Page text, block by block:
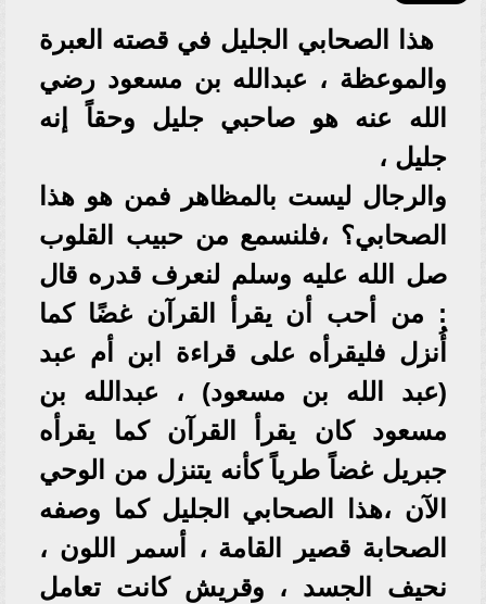
هذا الصحابي الجليل في قصته العبرة
والموعظة ، عبدالله بن مسعود رضي
الله عنه هو صاحبي جليل وحقاً إنه
جليل ،
والرجال ليست بالمظاهر فمن هو هذا
الصحابي؟ ،فلنسمع من حبيب القلوب
صل الله عليه وسلم لنعرف قدره قال
: من أحب أن يقرأ القرآن غضًا كما
أُنزل فليقرأه على قراءة ابن أم عبد
(عبد الله بن مسعود) ، عبدالله بن
مسعود كان يقرأ القرآن كما يقرأه
جبريل غضاً طرياً كأنه يتنزل من الوحي
الآن ،هذا الصحابي الجليل كما وصفه
الصحابة قصير القامة ، أسمر اللون ،
نحيف الجسد ، وقريش كانت تعامل